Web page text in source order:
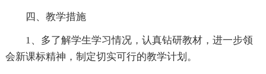
四、教学措施
1、多了解学生学习情况，认真钻研教材，进一步领
会新课标精神，制定切实可行的教学计划。